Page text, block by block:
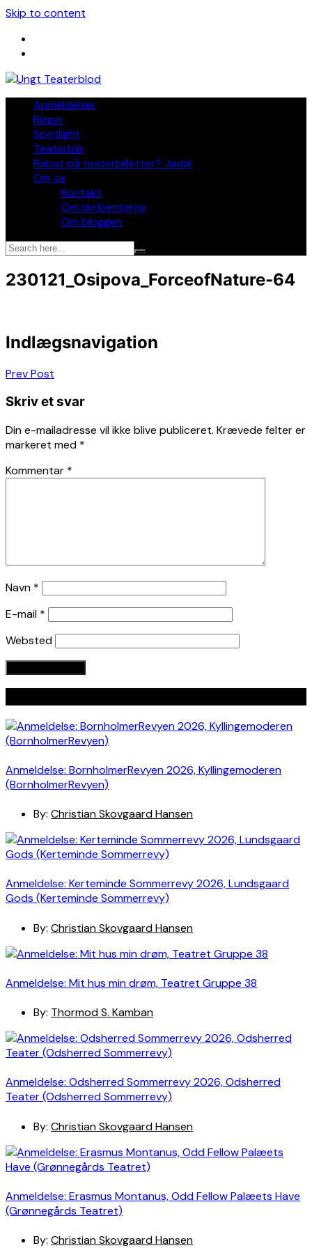
Skip to content
Anmeldelser
Bøger
Spotlight
Teaterblik
Rabat på teaterbilletter? Jada!
Om os
Kontakt
Om skribenterne
Om bloggen
230121_Osipova_ForceofNature-64
Indlægsnavigation
Prev Post
Skriv et svar
Din e-mailadresse vil ikke blive publiceret. Krævede felter er
markeret med *
Kommentar *
Navn *
E-mail *
Websted
Anmeldelse: BornholmerRevyen 2026, Kyllingemoderen
(BornholmerRevyen)
By: Christian Skovgaard Hansen
Anmeldelse: Kerteminde Sommerrevy 2026, Lundsgaard
Gods (Kerteminde Sommerrevy)
By: Christian Skovgaard Hansen
Anmeldelse: Mit hus min drøm, Teatret Gruppe 38
By: Thormod S. Kamban
Anmeldelse: Odsherred Sommerrevy 2026, Odsherred
Teater (Odsherred Sommerrevy)
By: Christian Skovgaard Hansen
Anmeldelse: Erasmus Montanus, Odd Fellow Palæets Have
(Grønnegårds Teatret)
By: Christian Skovgaard Hansen